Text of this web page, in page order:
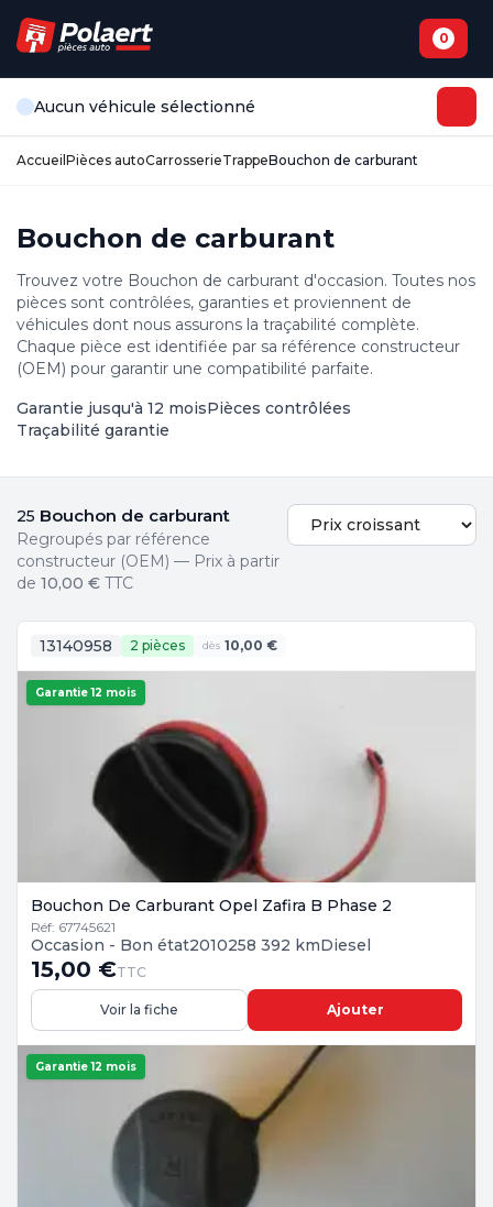
0
Aucun véhicule sélectionné
Accueil Pièces autoCarrosserieTrappeBouchon de carburant
Bouchon de carburant
Trouvez votre Bouchon de carburant d'occasion. Toutes nos
pièces sont contrôlées, garanties et proviennent de
véhicules dont nous assurons la traçabilité complète.
Chaque pièce est identifiée par sa référence constructeur
(OEM) pour garantir une compatibilité parfaite.
Garantie jusqu'à 12 moisPièces contrôlées
Traçabilité garantie
25 Bouchon de carburant
Regroupés par référence
constructeur (OEM) — Prix à partir
de 10,00 € TTC
13140958 2 pièces dès 10,00 €
Garantie 12 mois
Bouchon De Carburant Opel Zafira B Phase 2
Réf: 67745621
Occasion - Bon état2010258 392 kmDiesel
15,00 €TTC
Voir la fiche Ajouter
Garantie 12 mois